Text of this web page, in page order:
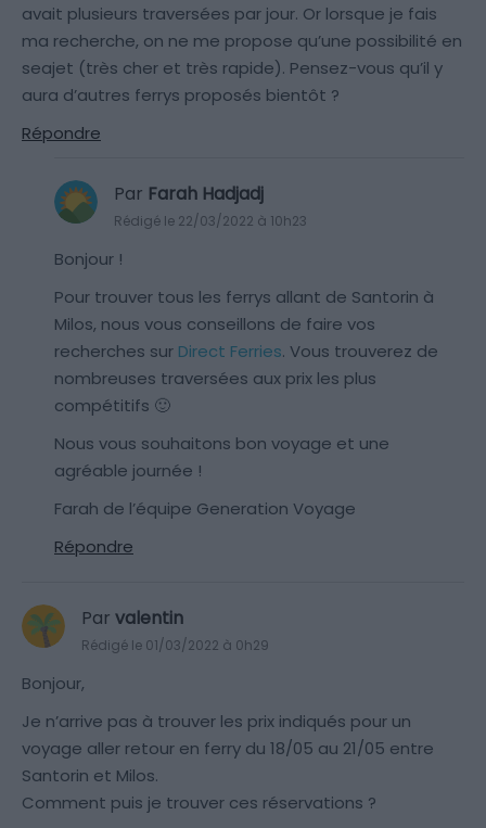
avait plusieurs traversées par jour. Or lorsque je fais
ma recherche, on ne me propose qu’une possibilité en
seajet (très cher et très rapide). Pensez-vous qu’il y
aura d’autres ferrys proposés bientôt ?
Répondre
Par Farah Hadjadj
Rédigé le 22/03/2022 à 10h23
Bonjour !
Pour trouver tous les ferrys allant de Santorin à
Milos, nous vous conseillons de faire vos
recherches sur Direct Ferries. Vous trouverez de
nombreuses traversées aux prix les plus
compétitifs 🙂
Nous vous souhaitons bon voyage et une
agréable journée !
Farah de l’équipe Generation Voyage
Répondre
Par valentin
Rédigé le 01/03/2022 à 0h29
Bonjour,
Je n’arrive pas à trouver les prix indiqués pour un
voyage aller retour en ferry du 18/05 au 21/05 entre
Santorin et Milos.
Comment puis je trouver ces réservations ?